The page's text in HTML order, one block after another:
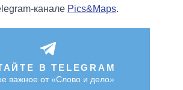
канале Pics&Maps.
В TELEGRAM
важное от «Слово и дело»